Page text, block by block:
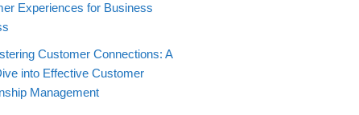
Experiences for Business
Customer Connections: A
into Effective Customer
Management